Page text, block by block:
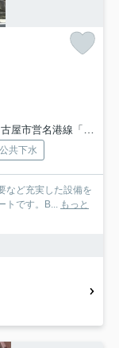
市営名港線「日比野」駅 徒歩12分
公共下水
など充実した設備を
トです。B... もっと